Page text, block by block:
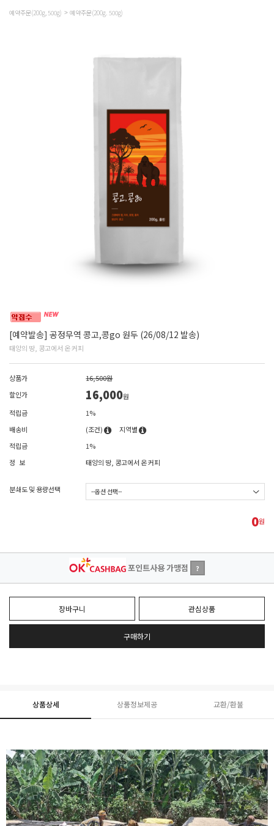
예약주문(200g, 500g) 예약주문(200g. 500g)
[예약발송] 공정무역 콩고,콩go 원두 (26/08/12 발송)
태양의 땅, 콩고에서 온 커피
상품가
16,500원
할인가
16,000원
적립금
1%
배송비
(조건)
지역별
적립금
1%
정 보
태양의 땅, 콩고에서 온 커피
분쇄도 및 용량선택
0원
포인트사용 가맹점 ?
장바구니 관심상품
구매하기
상품상세 상품정보제공 교환/환불